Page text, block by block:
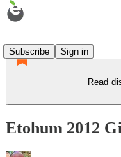
Subscribe
Sign in
Read
Etohum 2012